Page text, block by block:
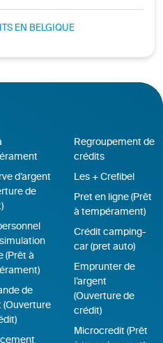
EN BELGIQUE
d’argent
de
(Prêt à
de
Regroupement de
crédits
Les + Crefibel
Pret en ligne (Prêt
à tempérament)
Crédit camping-
car (pret auto)
Emprunter de
l’argent
(Ouverture de
crédit)
Microcredit (Prêt